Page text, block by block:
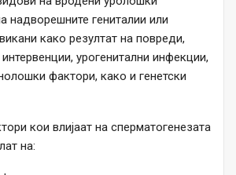
надворешните гениталии или
како резултат на повреди,
урогенитални инфекции,
фактори, како и генетски
кои влијаат на сперматогенезата
на: